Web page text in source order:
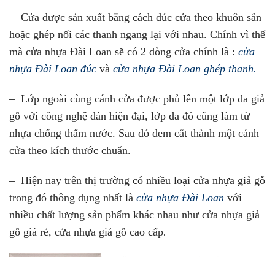
– Cửa được sản xuất bằng cách đúc cửa theo khuôn sẵn
hoặc ghép nối các thanh ngang lại với nhau. Chính vì thế
mà cửa nhựa Đài Loan sẽ có 2 dòng cửa chính là : cửa
nhựa Đài Loan đúc và cửa nhựa Đài Loan ghép thanh.
– Lớp ngoài cùng cánh cửa được phủ lên một lớp da giả
gỗ với công nghệ dán hiện đại, lớp da đó cũng làm từ
nhựa chống thấm nước. Sau đó đem cắt thành một cánh
cửa theo kích thước chuẩn.
– Hiện nay trên thị trường có nhiều loại cửa nhựa giả gỗ
trong đó thông dụng nhất là cửa nhựa Đài Loan với
nhiều chất lượng sản phẩm khác nhau như cửa nhựa giả
gỗ giá rẻ, cửa nhựa giả gỗ cao cấp.